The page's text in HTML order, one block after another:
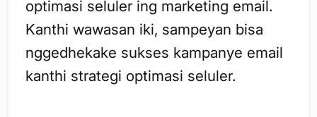
optimasi seluler ing marketing email.
Kanthi wawasan iki, sampeyan bisa
nggedhekake sukses kampanye email
kanthi strategi optimasi seluler.